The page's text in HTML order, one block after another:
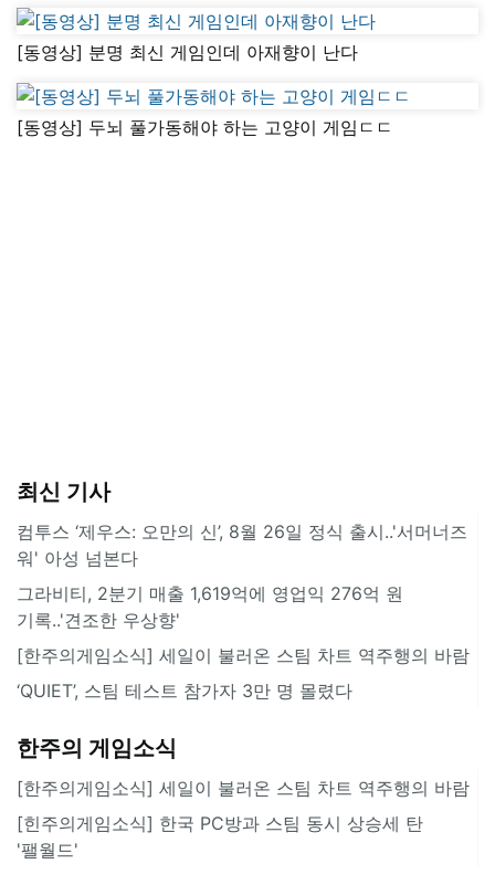
[동영상] 분명 최신 게임인데 아재향이 난다
[동영상] 두뇌 풀가동해야 하는 고양이 게임ㄷㄷ
최신 기사
컴투스 ‘제우스: 오만의 신’, 8월 26일 정식 출시..'서머너즈
워' 아성 넘본다
그라비티, 2분기 매출 1,619억에 영업익 276억 원
기록..'견조한 우상향'
[한주의게임소식] 세일이 불러온 스팀 차트 역주행의 바람
‘QUIET’, 스팀 테스트 참가자 3만 명 몰렸다
한주의 게임소식
[한주의게임소식] 세일이 불러온 스팀 차트 역주행의 바람
[힌주의게임소식] 한국 PC방과 스팀 동시 상승세 탄
'팰월드'